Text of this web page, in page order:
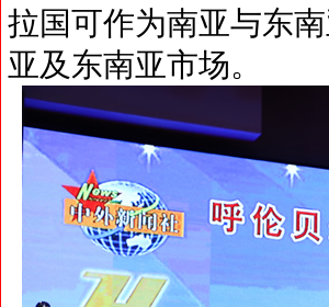
拉国可作为南亚与东
亚及东南亚市场。